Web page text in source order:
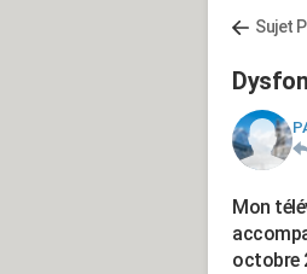
Sujet
Mon
octobre